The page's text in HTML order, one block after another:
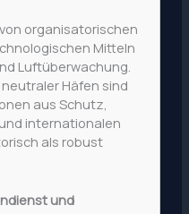
organisatorischen
Mitteln
Luftüberwachung.
Häfen sind
aus Schutz,
internationalen
als robust
und